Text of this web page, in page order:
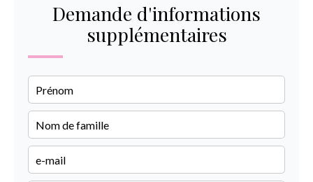
Demande d'informations
supplémentaires